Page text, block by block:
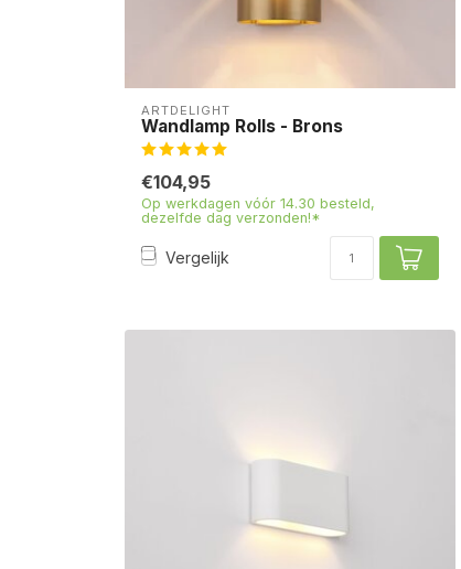
ARTDELIGHT
Wandlamp Rolls - Brons
€104,95
Op werkdagen vóór 14.30 besteld,
dezelfde dag verzonden!*
Vergelijk